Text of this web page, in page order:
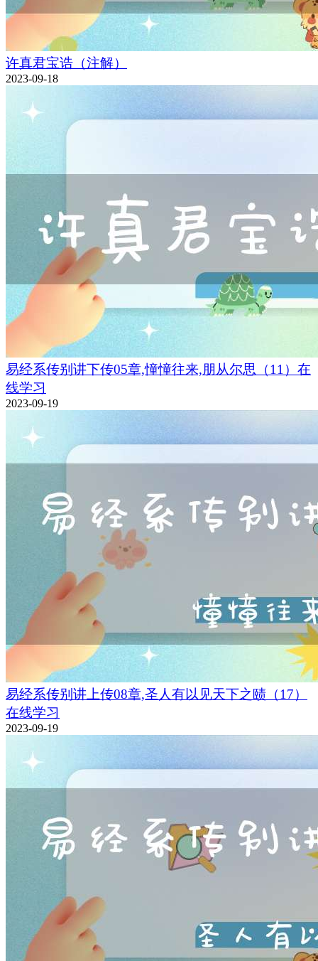
许真君宝诰（注解）
2023-09-18
易经系传别讲下传05章,憧憧往来,朋从尔思（11）在
线学习
2023-09-19
易经系传别讲上传08章,圣人有以见天下之赜（17）
在线学习
2023-09-19